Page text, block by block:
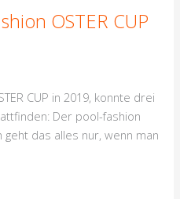
OSTER CUP
CUP in 2019, konnte drei
Der pool-fashion
geht das alles nur, wenn man